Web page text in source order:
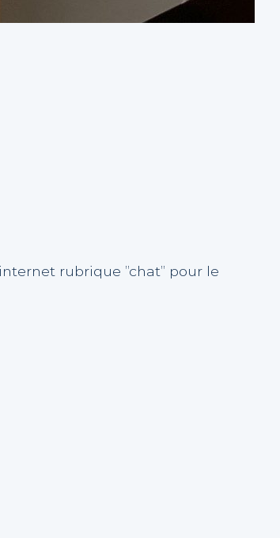
rubrique ”chat” pour le